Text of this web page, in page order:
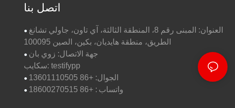
اتصل بنا
●
العنوان: المبنى رقم 8، المنطقة الثالثة، آي تاون، جاولي تشانغ
الطريق، منطقة هايديان، بكين، الصين 100095
● جهة الاتصال: زوي بان
سكايب: testifypp
● الجوال: +86 13601110505
● واتساب : +86 18600270515